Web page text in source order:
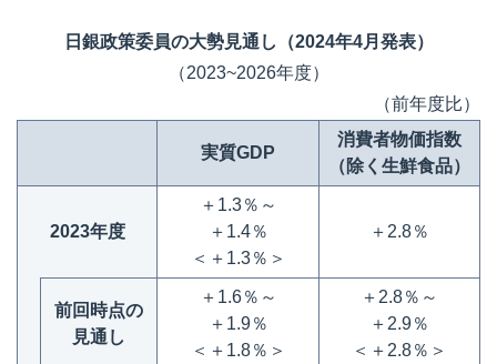
日銀政策委員の大勢見通し（2024年4月発表）
（2023~2026年度）
（前年度比）
実質GDP
消費者物価指数
（除く生鮮食品）
2023年度
＋1.3％～
＋1.4％
＜＋1.3％＞
＋2.8％
前回時点の
見通し
＋1.6％～
＋1.9％
＜＋1.8％＞
＋2.8％～
＋2.9％
＜＋2.8％＞